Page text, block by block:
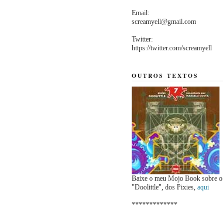
Email:
screamyell@gmail.com
Twitter:
https://twitter.com/screamyell
OUTROS TEXTOS
Baixe o meu Mojo Book sobre o
"Doolittle", dos Pixies, aqui
*************